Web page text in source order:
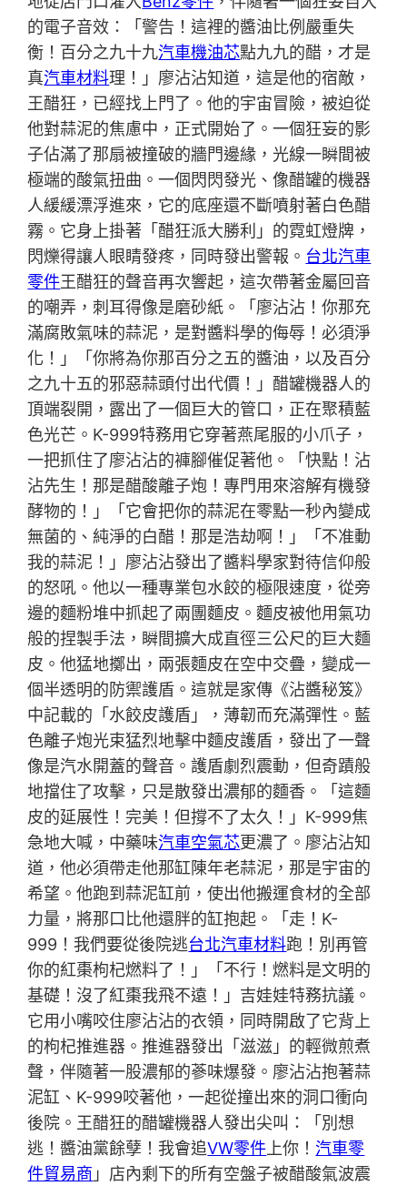
的電子音效：「警告！這裡的醬油比例嚴重失
衡！百分之九十九汽車機油芯點九九的醋，才是
真汽車材料理！」廖沾沾知道，這是他的宿敵，
王醋狂，已經找上門了。他的宇宙冒險，被迫從
他對蒜泥的焦慮中，正式開始了。一個狂妄的影
子佔滿了那扇被撞破的牆門邊緣，光線一瞬間被
極端的酸氣扭曲。一個閃閃發光、像醋罐的機器
人緩緩漂浮進來，它的底座還不斷噴射著白色醋
霧。它身上掛著「醋狂派大勝利」的霓虹燈牌，
閃爍得讓人眼睛發疼，同時發出警報。 台北汽車
零件王醋狂的聲音再次響起，這次帶著金屬回音
的嘲弄，刺耳得像是磨砂紙。「廖沾沾！你那充
滿腐敗氣味的蒜泥，是對醬料學的侮辱！必須淨
化！」「你將為你那百分之五的醬油，以及百分
之九十五的邪惡蒜頭付出代價！」醋罐機器人的
頂端裂開，露出了一個巨大的管口，正在聚積藍
色光芒。K-999特務用它穿著燕尾服的小爪子，
一把抓住了廖沾沾的褲腳催促著他。「快點！沾
沾先生！那是醋酸離子炮！專門用來溶解有機發
酵物的！」「它會把你的蒜泥在零點一秒內變成
無菌的、純淨的白醋！那是浩劫啊！」「不准動
我的蒜泥！」廖沾沾發出了醬料學家對待信仰般
的怒吼。他以一種專業包水餃的極限速度，從旁
邊的麵粉堆中抓起了兩團麵皮。麵皮被他用氣功
般的捏製手法，瞬間擴大成直徑三公尺的巨大麵
皮。他猛地擲出，兩張麵皮在空中交疊，變成一
個半透明的防禦護盾。這就是家傳《沾醬秘笈》
中記載的「水餃皮護盾」，薄韌而充滿彈性。藍
色離子炮光束猛烈地擊中麵皮護盾，發出了一聲
像是汽水開蓋的聲音。護盾劇烈震動，但奇蹟般
地擋住了攻擊，只是散發出濃郁的麵香。「這麵
皮的延展性！完美！但撐不了太久！」K-999焦
急地大喊，中藥味汽車空氣芯更濃了。廖沾沾知
道，他必須帶走他那缸陳年老蒜泥，那是宇宙的
希望。他跑到蒜泥缸前，使出他搬運食材的全部
力量，將那口比他還胖的缸抱起。「走！K-
999！我們要從後院逃台北汽車材料跑！別再管
你的紅棗枸杞燃料了！」「不行！燃料是文明的
基礎！沒了紅棗我飛不遠！」吉娃娃特務抗議。
它用小嘴咬住廖沾沾的衣領，同時開啟了它背上
的枸杞推進器。推進器發出「滋滋」的輕微煎煮
聲，伴隨著一股濃郁的蔘味爆發。廖沾沾抱著蒜
泥缸、K-999咬著他，一起從撞出來的洞口衝向
後院。王醋狂的醋罐機器人發出尖叫：「別想
逃！醬油黨餘孽！我會追VW零件上你！汽車零
件貿易商 」店內剩下的所有空盤子被醋酸氣波震